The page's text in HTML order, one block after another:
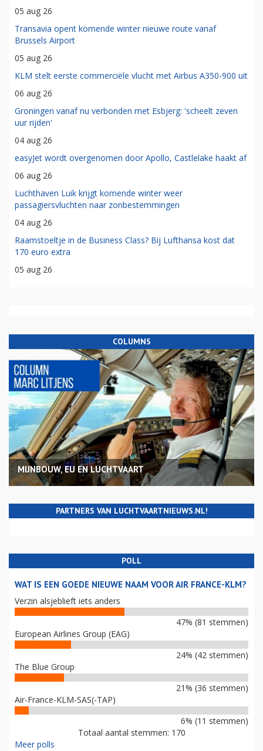
05 aug 26
Transavia opent komende winter nieuwe route vanaf
Brussels Airport
05 aug 26
KLM stelt eerste commerciële vlucht met Airbus A350-900 uit
06 aug 26
Groningen vanaf nu verbonden met Esbjerg: 'scheelt zeven
uur rijden'
04 aug 26
easyJet wordt overgenomen door Apollo, Castlelake haakt af
06 aug 26
Luchthaven Luik krijgt komende winter weer
passagiersvluchten naar zonbestemmingen
04 aug 26
Raamstoeltje in de Business Class? Bij Lufthansa kost dat
170 euro extra
05 aug 26
COLUMNS
MIJNBOUW, EU EN LUCHTVAART
PARTNERS VAN LUCHTVAARTNIEUWS.NL!
POLL
WAT IS EEN GOEDE NIEUWE NAAM VOOR AIR FRANCE-KLM?
Verzin alsjeblieft iets anders
47% (81 stemmen)
European Airlines Group (EAG)
24% (42 stemmen)
The Blue Group
21% (36 stemmen)
Air-France-KLM-SAS(-TAP)
6% (11 stemmen)
Totaal aantal stemmen: 170
Meer polls